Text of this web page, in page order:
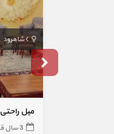
شاهرود
مبل راحتی 7 نفره لارا
3 سال قبل